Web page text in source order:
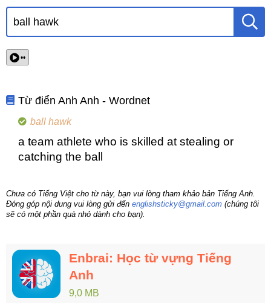
••
Từ điển Anh Anh - Wordnet
ball hawk
a team athlete who is skilled at stealing or
catching the ball
Chưa có Tiếng Việt cho từ này, bạn vui lòng tham khảo bản Tiếng Anh.
Đóng góp nội dung vui lòng gửi đến englishsticky@gmail.com (chúng tôi
sẽ có một phần quà nhỏ dành cho bạn).
Enbrai: Học từ vựng Tiếng
Anh
9,0 MB